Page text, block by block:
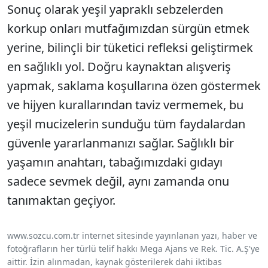
Sonuç olarak yeşil yapraklı sebzelerden
korkup onları mutfağımızdan sürgün etmek
yerine, bilinçli bir tüketici refleksi geliştirmek
en sağlıklı yol. Doğru kaynaktan alışveriş
yapmak, saklama koşullarına özen göstermek
ve hijyen kurallarından taviz vermemek, bu
yeşil mucizelerin sunduğu tüm faydalardan
güvenle yararlanmanızı sağlar. Sağlıklı bir
yaşamın anahtarı, tabağımızdaki gıdayı
sadece sevmek değil, aynı zamanda onu
tanımaktan geçiyor.
www.sozcu.com.tr internet sitesinde yayınlanan yazı, haber ve
fotoğrafların her türlü telif hakkı Mega Ajans ve Rek. Tic. A.Ş'ye
aittir. İzin alınmadan, kaynak gösterilerek dahi iktibas